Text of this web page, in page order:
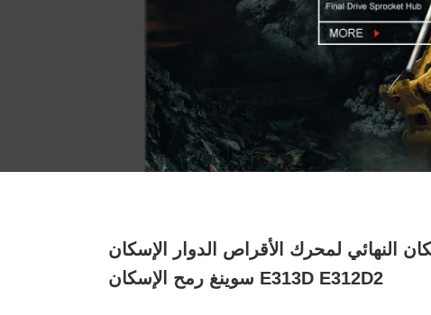
النهائي لمحرك الأقراص الدوار الإسكان
E313D E312D2 سوينغ رمح الإسكان